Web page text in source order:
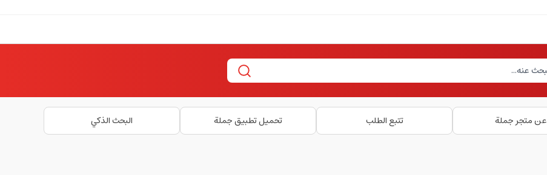
عن متجر جملة تتبع الطلب تحميل تطبيق جملة البحث الذكي